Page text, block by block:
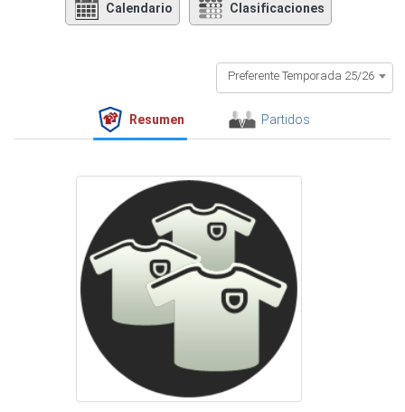
Calendario Clasificaciones
Preferente Temporada 25/26
Resumen Partidos